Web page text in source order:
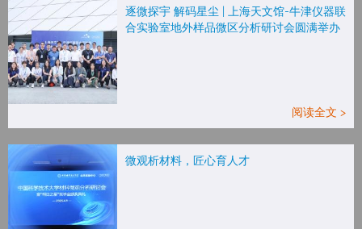
逐微探宇 解码星尘 | 上海天文馆-牛津仪器联
合实验室地外样品微区分析研讨会圆满举办
阅读全文 >
微观析材料，匠心育人才